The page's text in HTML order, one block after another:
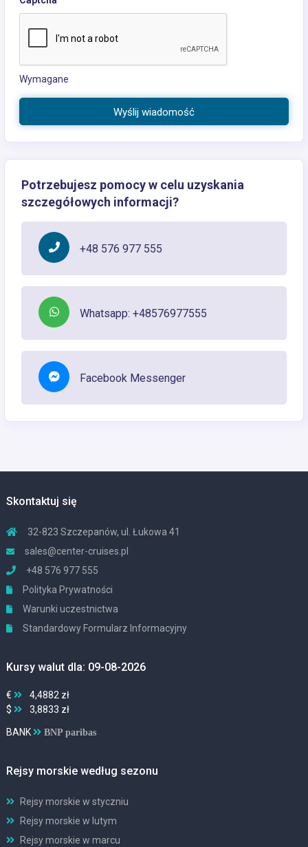
Wymagane
Wyślij wiadomość
Potrzebujesz pomocy w celu uzyskania
szczegółowych informacji?
+48 576 977 555
Whatsapp: +48576977555
Facebook Messenger
Skontaktuj się
32-823 Szczepanów, ul. Łukowa 41
sales@center-cruises.pl
+48 576 977 555
Polityka Prywatności
Warunki uczestnictwa
Standardowy Formularz Informacyjny
Kursy walut dla: 09-08-2026
€
4,4882 zł
$
3,8833 zł
BANK BNP paribas
Rejsy morskie według sezonu
Rejsy morskie w styczniu
Rejsy morskie w lutym
Rejsy morskie w marcu